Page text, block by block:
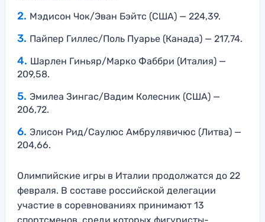
Мэдисон Чок/Эван Бэйтс (США) — 224,39.
Пайпер Гиллес/Поль Пуарье (Канада) — 217,74.
Шарлен Гиньяр/Марко Фаббри (Италия) —
209,58.
Эмилеа Зингас/Вадим Колесник (США) —
206,72.
Элисон Рид/Саулюс Амбрулявичюс (Литва) —
204,66.
Олимпийские игры в Италии продолжатся до 22
февраля. В составе российской делегации
участие в соревнованиях принимают 13